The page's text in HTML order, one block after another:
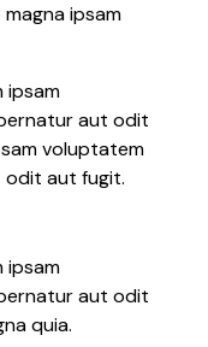
ipsam
ipsam
aut odit
voluptatem
odit aut fugit.
ipsam
aut odit
quia.